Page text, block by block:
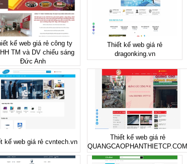
kế web giá rẻ công ty
TM và DV chiếu sáng
Đức Anh
Thiết kế web giá rẻ
dragonking.vn
kế web giá rẻ cvntech.vn
Thiết kế web giá rẻ
QUANGCAOPHANTHIETCP.COM